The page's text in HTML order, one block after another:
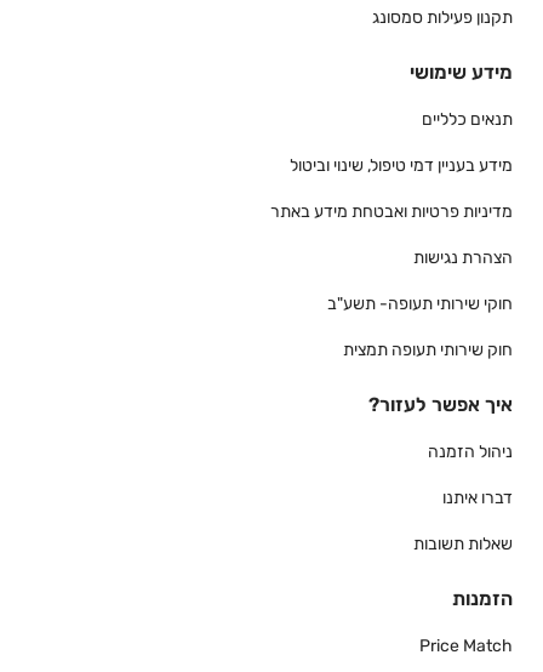
תקנון פעילות סמסונג
מידע שימושי
תנאים כלליים
מידע בעניין דמי טיפול, שינוי וביטול
מדיניות פרטיות ואבטחת מידע באתר
הצהרת נגישות
חוקי שירותי תעופה- תשע"ב
חוק שירותי תעופה תמצית
איך אפשר לעזור?
ניהול הזמנה
דברו איתנו
שאלות תשובות
הזמנות
Price Match